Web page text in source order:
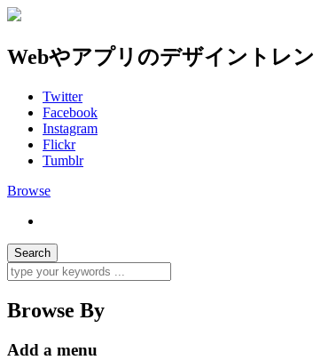
Webやアプリのデザイントレン
Twitter
Facebook
Instagram
Flickr
Tumblr
Browse
Browse By
Add a menu